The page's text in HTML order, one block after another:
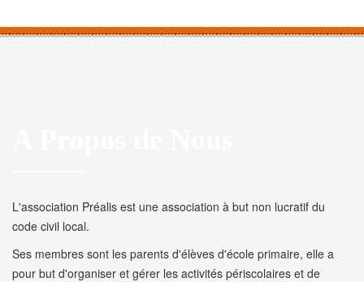
L'association Préalis est une association à but non lucratif du
code civil local.
Ses membres sont les parents d'élèves d'école primaire, elle a
pour but d'organiser et gérer les activités périscolaires et de